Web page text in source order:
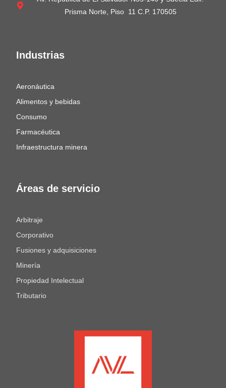
Áreas de servicio
Arbitraje
Corporativo
Fusiones y adquisiciones
Minería
Propiedad Intelectual
Tributario
Industrias
Aeronáutica
Alimentos y bebidas
Consumo
Farmacéutica
Infraestructura minera
Prisma Norte, Piso 11 C.P. 170505